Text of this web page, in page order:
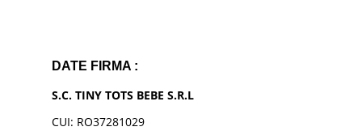
DATE FIRMA :
S.C. TINY TOTS BEBE S.R.L
CUI: RO37281029